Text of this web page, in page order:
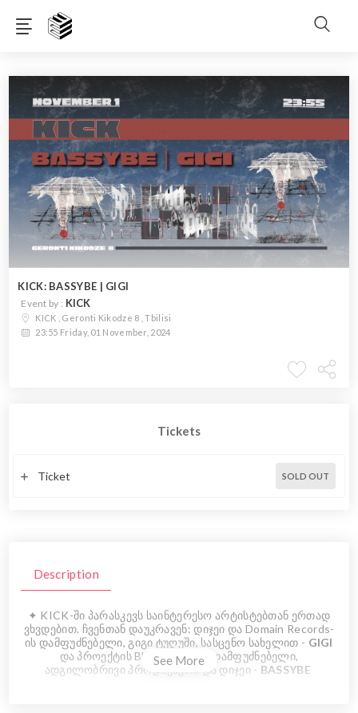
KICK: BASSYBE | GIGI
Event by : KICK
KICK , Geronti Kikodze 8 , Tbilisi
23:55 Friday, 01 November, 2024
Tickets
Ticket SOLD OUT
Description
✦ KICK-ში პარასკევს საინტერესო არტისტებთან ერთად
ვხვდებით. ჩვენთან დაუკრავენ: დიჯეი და Domain Records-
ის დამფუძნებელი, გიგი ტუღუში, სასცენო სახელით - GIGI
და პროექტის BUNNY DROP დამფუძნებელი,
ადგილობრივი პროდიუსერი და დიჯეი - BASSYBE
See More